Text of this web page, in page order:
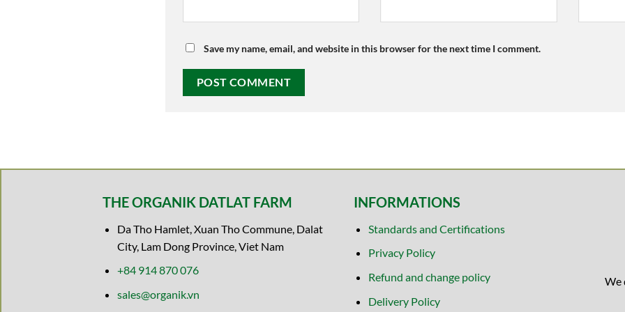
Save my name, email, and website in this browser for the next time I comment.
THE ORGANIK DATLAT FARM
Da Tho Hamlet, Xuan Tho Commune, Dalat
City, Lam Dong Province, Viet Nam
+84 914 870 076
sales@organik.vn
INFORMATIONS
Standards and Certifications
Privacy Policy
Refund and change policy
Delivery Policy
We